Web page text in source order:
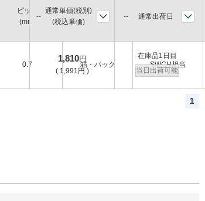
ピッチ
(mm)
販売単位 材質証明書：材質
0.7 箱・パック SWCH相当
通常単価(税別)
(税込単価)
通常出荷日
1,810円
( 1,991 円 )
在庫品1日目
当日出荷可能
1